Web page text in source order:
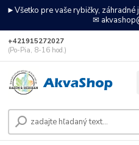
►Všetko pre vaše rybičky,
✉
+421915272027
(Po-Pia, 8-16 hod.)